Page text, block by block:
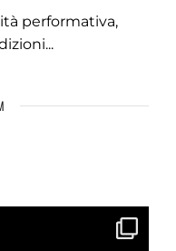
performativa,